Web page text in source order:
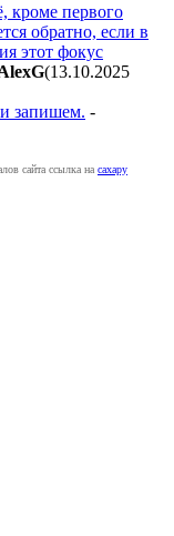
кроме первого
обратно, если в
этот фокус
(13.10.2025
запишем. -
сайта ссылка на caxapу